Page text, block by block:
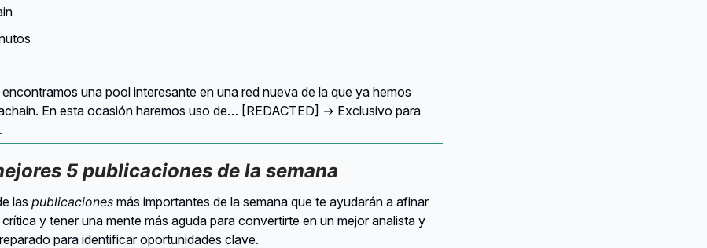
una pool interesante en una red nueva de la que ya hemos
En esta ocasión haremos uso de… [REDACTED] → Exclusivo para
5 publicaciones de la semana
las publicaciones más importantes de la semana que te ayudarán a afinar
y tener una mente más aguda para convertirte en un mejor analista y
para identificar oportunidades clave.